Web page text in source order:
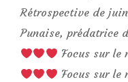
Rétrospective de
Punaise, prédatrice
Focus sur le
Focus sur le